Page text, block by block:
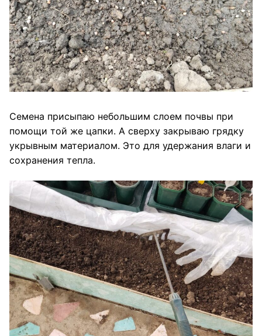
Семена присыпаю небольшим слоем почвы при
помощи той же цапки. А сверху закрываю грядку
укрывным материалом. Это для удержания влаги и
сохранения тепла.